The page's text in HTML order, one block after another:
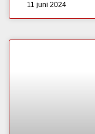
11 juni 2024